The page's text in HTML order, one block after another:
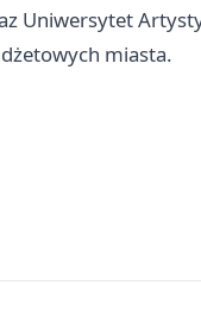
Uniwersytet
miasta.